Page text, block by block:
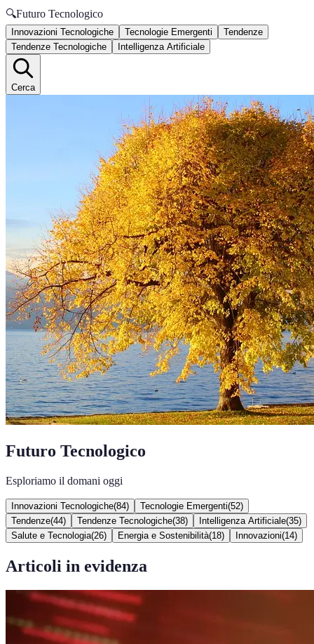
🔍Futuro Tecnologico
Innovazioni Tecnologiche Tecnologie Emergenti
Tendenze
Tendenze Tecnologiche
Intelligenza Artificiale
Cerca
Futuro Tecnologico
Esploriamo il domani oggi
Innovazioni Tecnologiche(84) Tecnologie Emergenti(52)
Tendenze(44) Tendenze Tecnologiche(38) Intelligenza Artificiale(35)
Salute e Tecnologia(26) Energia e Sostenibilità(18) Innovazioni(14)
Articoli in evidenza